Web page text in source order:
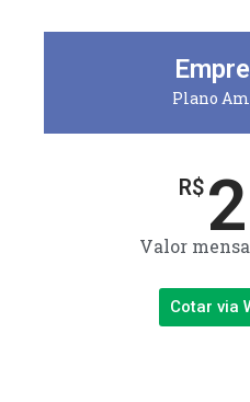
Plano
R$
Valor
Cotar via